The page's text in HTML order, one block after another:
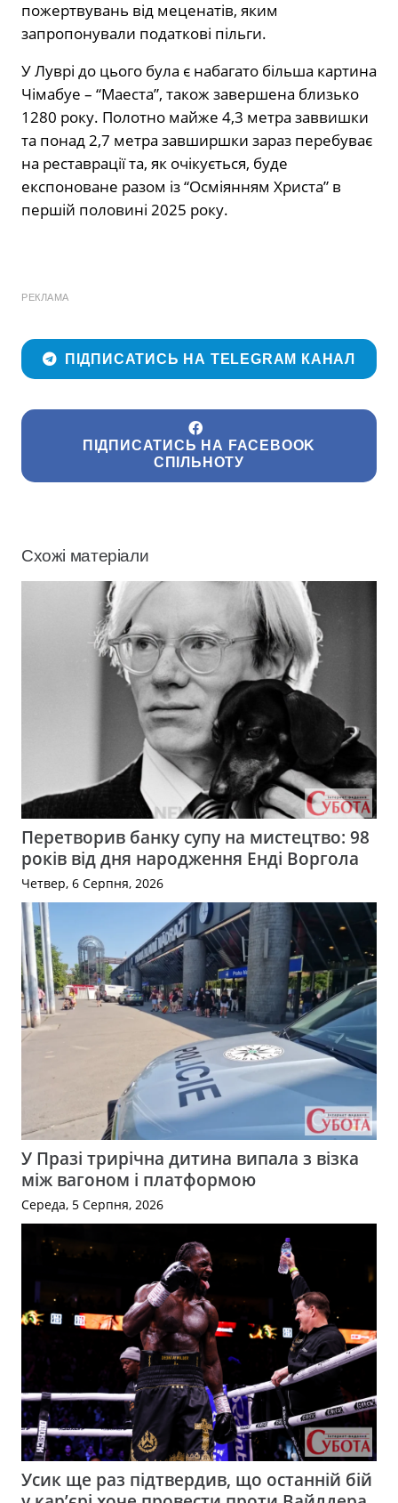
пожертвувань від меценатів, яким
запропонували податкові пільги.
У Луврі до цього була є набагато більша картина
Чімабуе – “Маеста”, також завершена близько
1280 року. Полотно майже 4,3 метра заввишки
та понад 2,7 метра завширшки зараз перебуває
на реставрації та, як очікується, буде
експоноване разом із “Осміянням Христа” в
першій половині 2025 року.
РЕКЛАМА
ПІДПИСАТИСЬ НА TELEGRAM КАНАЛ
ПІДПИСАТИСЬ НА FACEBOOK
СПІЛЬНОТУ
Схожі матеріали
Перетворив банку супу на мистецтво: 98
років від дня народження Енді Воргола
Четвер, 6 Серпня, 2026
У Празі трирічна дитина випала з візка
між вагоном і платформою
Середа, 5 Серпня, 2026
Усик ще раз підтвердив, що останній бій